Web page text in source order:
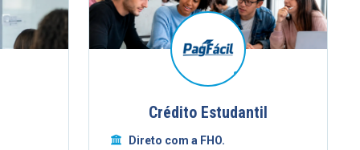
Crédito Estudantil
Direto com a FHO.